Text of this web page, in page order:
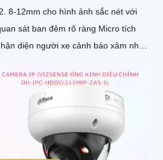
8-12mm cho hình ảnh sắc nét với
sát ban đêm rõ ràng Micro tích
diện người xe cảnh báo xâm nhập